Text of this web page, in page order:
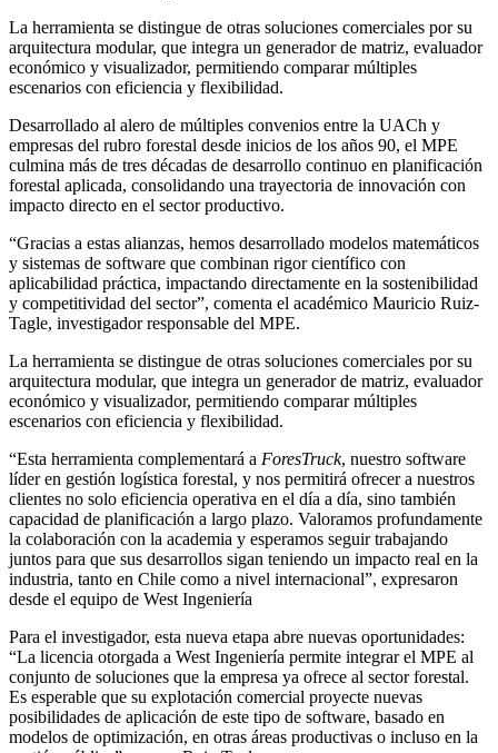
La herramienta se distingue de otras soluciones comerciales por su
arquitectura modular, que integra un generador de matriz, evaluador
económico y visualizador, permitiendo comparar múltiples
escenarios con eficiencia y flexibilidad.
Desarrollado al alero de múltiples convenios entre la UACh y
empresas del rubro forestal desde inicios de los años 90, el MPE
culmina más de tres décadas de desarrollo continuo en planificación
forestal aplicada, consolidando una trayectoria de innovación con
impacto directo en el sector productivo.
“Gracias a estas alianzas, hemos desarrollado modelos matemáticos
y sistemas de software que combinan rigor científico con
aplicabilidad práctica, impactando directamente en la sostenibilidad
y competitividad del sector”, comenta el académico Mauricio Ruiz-
Tagle, investigador responsable del MPE.
La herramienta se distingue de otras soluciones comerciales por su
arquitectura modular, que integra un generador de matriz, evaluador
económico y visualizador, permitiendo comparar múltiples
escenarios con eficiencia y flexibilidad.
“Esta herramienta complementará a ForesTruck, nuestro software
líder en gestión logística forestal, y nos permitirá ofrecer a nuestros
clientes no solo eficiencia operativa en el día a día, sino también
capacidad de planificación a largo plazo. Valoramos profundamente
la colaboración con la academia y esperamos seguir trabajando
juntos para que sus desarrollos sigan teniendo un impacto real en la
industria, tanto en Chile como a nivel internacional”, expresaron
desde el equipo de West Ingeniería
Para el investigador, esta nueva etapa abre nuevas oportunidades:
“La licencia otorgada a West Ingeniería permite integrar el MPE al
conjunto de soluciones que la empresa ya ofrece al sector forestal.
Es esperable que su explotación comercial proyecte nuevas
posibilidades de aplicación de este tipo de software, basado en
modelos de optimización, en otras áreas productivas o incluso en la